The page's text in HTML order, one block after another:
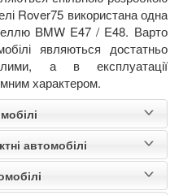
Rover75 використана одна
BMW E47 / E48. Варто
являються достатньо
а в експлуатації
характером.
автомобілі